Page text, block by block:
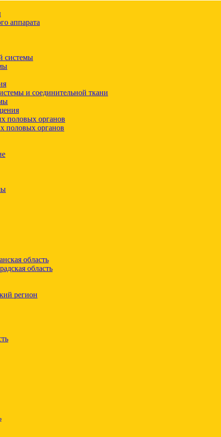
аппарата
системы
и соединительной ткани
половых органов
половых органов
область
область
регион